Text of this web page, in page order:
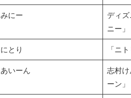
みにー
ディ
ニー」
にとり 「ニ
あいーん
志村
ーン」